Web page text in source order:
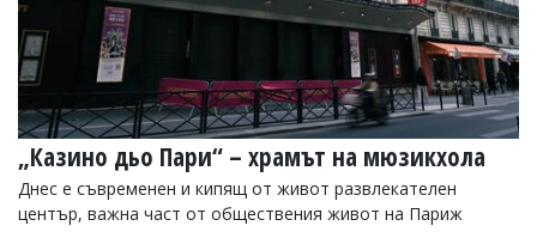
„Казино дьо Пари“ – храмът на мюзикхола
Днес е съвременен и кипящ от живот развлекателен
център, важна част от обществения живот на Париж